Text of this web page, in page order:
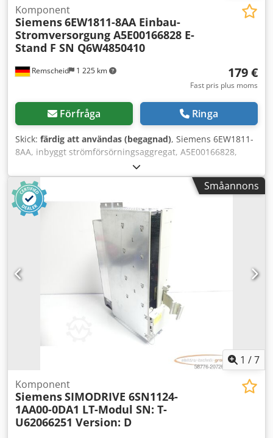
Remscheid 1 225 km
Komponent
Siemens6EW1811-8AA Einbau-
Stromversorgung A5E00166828 E-
Stand F SN Q6W4850410
179 €
Fast pris plus moms
Förfråga Ringa
Skick: färdig att användas (begagnad), Siemens 6EW1811-
8AA, inbyggt strömförsörningsaggregat, A5E00166828,
tillverkningsnummer F, serienummer Q6W4850410,
begagnat, i gott skick, 100 % funktionellt, leveransomfång
enligt bilder. Chjdpfx Akezqxwys Hea
Småannons
1 /7
Komponent
SiemensSIMODRIVE 6SN1124-
1AA00-0DA1 LT-Modul SN: T-
U62066251 Version: D